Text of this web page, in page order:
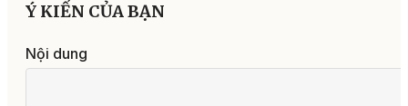
Ý KIẾN CỦA BẠN
Nội dung